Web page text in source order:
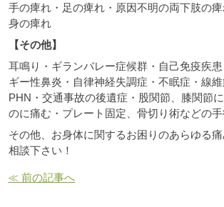
手の痺れ・足の痺れ・原因不明の両下肢の
身の痺れ
【その他】
耳鳴り・ギランバレー症候群・自己免疫疾
ギー性鼻炎・自律神経失調症・不眠症・線維
PHN・交通事故の後遺症・股関節、膝関節
のに痛む・プレート固定、骨切り術などの
その他、お身体に関するお困りのあらゆる
相談下さい！
≪ 前の記事へ